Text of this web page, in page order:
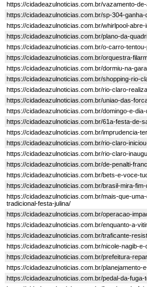
https://cidadeazulnoticias.com.br/vazamento-
https://cidadeazulnoticias.com.br/sp-304-
https://cidadeazulnoticias.com.br/whirlpool-
https://cidadeazulnoticias.com.br/plano-da-
https://cidadeazulnoticias.com.br/o-carro-
https://cidadeazulnoticias.com.br/orquestra-
https://cidadeazulnoticias.com.br/dormiu-na-
https://cidadeazulnoticias.com.br/shopping-rio-
https://cidadeazulnoticias.com.br/rio-claro-
https://cidadeazulnoticias.com.br/uniao-das-
https://cidadeazulnoticias.com.br/domingo-e-
https://cidadeazulnoticias.com.br/61a-festa-de-
https://cidadeazulnoticias.com.br/imprudencia-
https://cidadeazulnoticias.com.br/rio-claro-
https://cidadeazulnoticias.com.br/rio-claro-
https://cidadeazulnoticias.com.br/de-penalti-
https://cidadeazulnoticias.com.br/bets-e-voce-
https://cidadeazulnoticias.com.br/brasil-mira-
https://cidadeazulnoticias.com.br/mais-que-
tradicional-festa-julina/
https://cidadeazulnoticias.com.br/operacao-
https://cidadeazulnoticias.com.br/enquanto-a-
https://cidadeazulnoticias.com.br/traficante-
https://cidadeazulnoticias.com.br/nicole-nagib-
https://cidadeazulnoticias.com.br/prefeitura-
https://cidadeazulnoticias.com.br/
https://cidadeazulnoticias.com.br/pedal-da-